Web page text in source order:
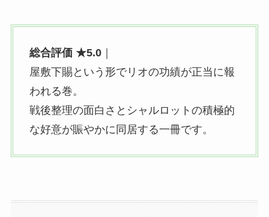
総合評価 ★5.0｜
屋敷下賜という形でリオの功績が正当に報
われる巻。
戦後整理の面白さとシャルロットの積極的
な好意が賑やかに同居する一冊です。